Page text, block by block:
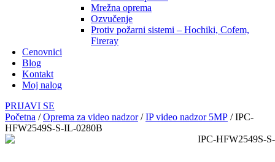
Mrežna oprema
Ozvučenje
Protiv požarni sistemi – Hochiki, Cofem,
Fireray
Cenovnici
Blog
Kontakt
Moj nalog
PRIJAVI SE
Početna /Oprema za video nadzor/IP video nadzor 5MP / IPC-
HFW2549S-S-IL-0280B